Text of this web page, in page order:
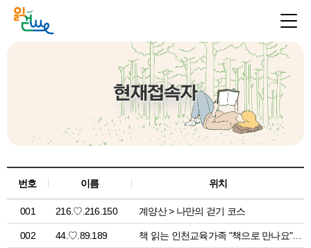
현재접속자
번호 이름 위치
001 216.♡.216.150 계양산 > 나만의 걷기 코스
002 44.♡.89.189 책 읽는 인천교육가족 "책으로 만나요" 참여 신청 페이지 > 공지사항